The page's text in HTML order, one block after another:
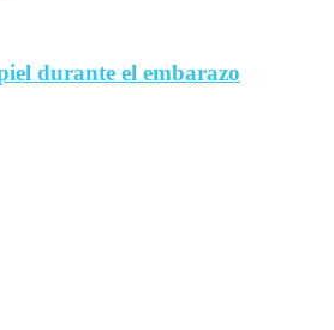
durante el embarazo